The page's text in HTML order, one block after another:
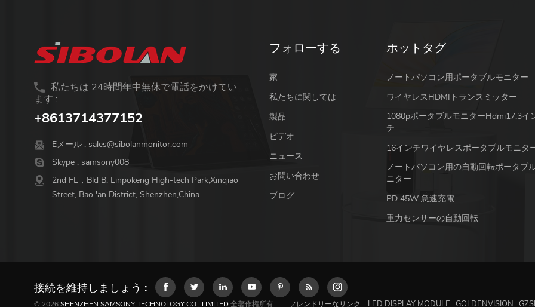
私たちは 24時間年中無休で電話をかけてい
ます :
+8613714377152
Eメール : sales@sibolanmonitor.com
Skype : samsony008
2nd FL，Bld B, Linpokeng High-tech Park,Xinqiao
Street, Bao 'an District, Shenzhen,China
フォローする
家
私たちに関しては
製品
ビデオ
ニュース
お問い合わせ
ブログ
ホットタグ
ノートパソコン用ポータブルモニター
ワイヤレスHDMIトランスミッター
1080pポータブルモニターhdmi17.3イ
チ
16インチワイヤレスポータブルモニタ
ノートパソコン用の自動回転ポータブ
ニター
PD 45W 急速充電
重力センサーの自動回転
接続を維持しましょう :
© 2026SHENZHEN SAMSONY TECHNOLOGY CO., LIMITED 全著作権所有. フレンドリーなリンク : LED DISPLAY MODULE GOLDENVISION